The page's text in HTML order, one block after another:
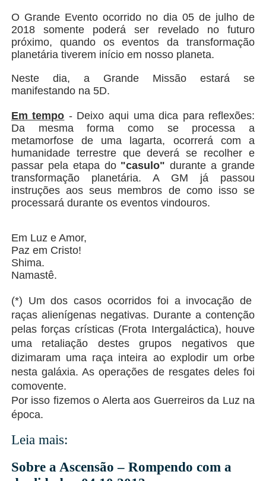
O Grande Evento ocorrido no dia 05 de julho de
2018 somente poderá ser revelado no futuro
próximo, quando os eventos da transformação
planetária tiverem início em nosso planeta.
Neste dia, a Grande Missão estará se
manifestando na 5D.
Em tempo - Deixo aqui uma dica para reflexões:
Da mesma forma como se processa a
metamorfose de uma lagarta, ocorrerá com a
humanidade terrestre que deverá se recolher e
passar pela etapa do "casulo" durante a grande
transformação planetária. A GM já passou
instruções aos seus membros de como isso se
processará durante os eventos vindouros.
Em Luz e Amor,
Paz em Cristo!
Shima.
Namastê.
(*) Um dos casos ocorridos foi a invocação de
raças alienígenas negativas. Durante a contenção
pelas forças crísticas (Frota Intergaláctica), houve
uma retaliação destes grupos negativos que
dizimaram uma raça inteira ao explodir um orbe
nesta galáxia. As operações de resgates deles foi
comovente.
Por isso fizemos o Alerta aos Guerreiros da Luz na
época.
Leia mais:
Sobre a Ascensão – Rompendo com a